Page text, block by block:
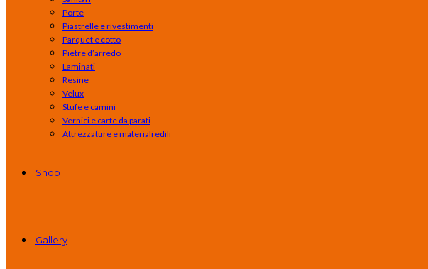
Porte
Piastrelle e rivestimenti
Parquet e cotto
Pietre d’arredo
Laminati
Resine
Velux
Stufe e camini
Vernici e carte da parati
Attrezzature e materiali edili
Shop
Gallery